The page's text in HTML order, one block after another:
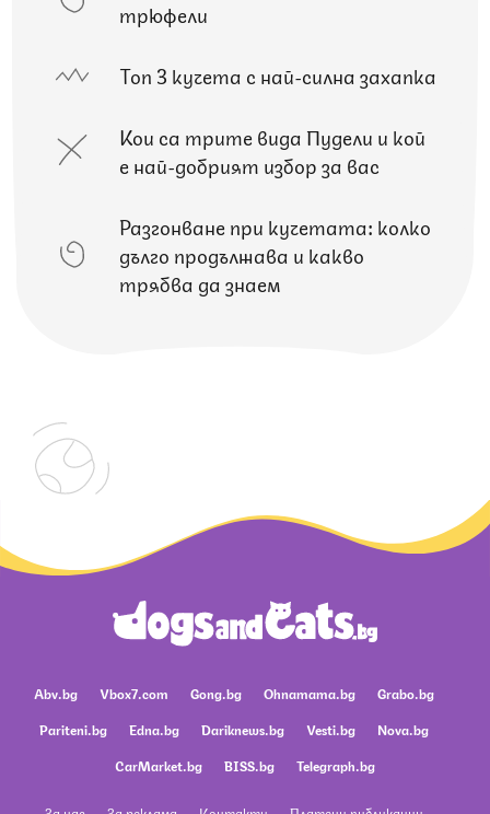
трюфели
Топ 3 кучета с най-силна захапка
Кои са трите вида Пудели и кой
е най-добрият избор за вас
Разгонване при кучетата: колко
дълго продължава и какво
трябва да знаем
Abv.bg Vbox7.com Gong.bg Ohnamama.bg
Grabo.bg
Pariteni.bg
Edna.bg Dariknews.bg Vesti.bg
Nova.bg
CarMarket.bg
BISS.bg Telegraph.bg